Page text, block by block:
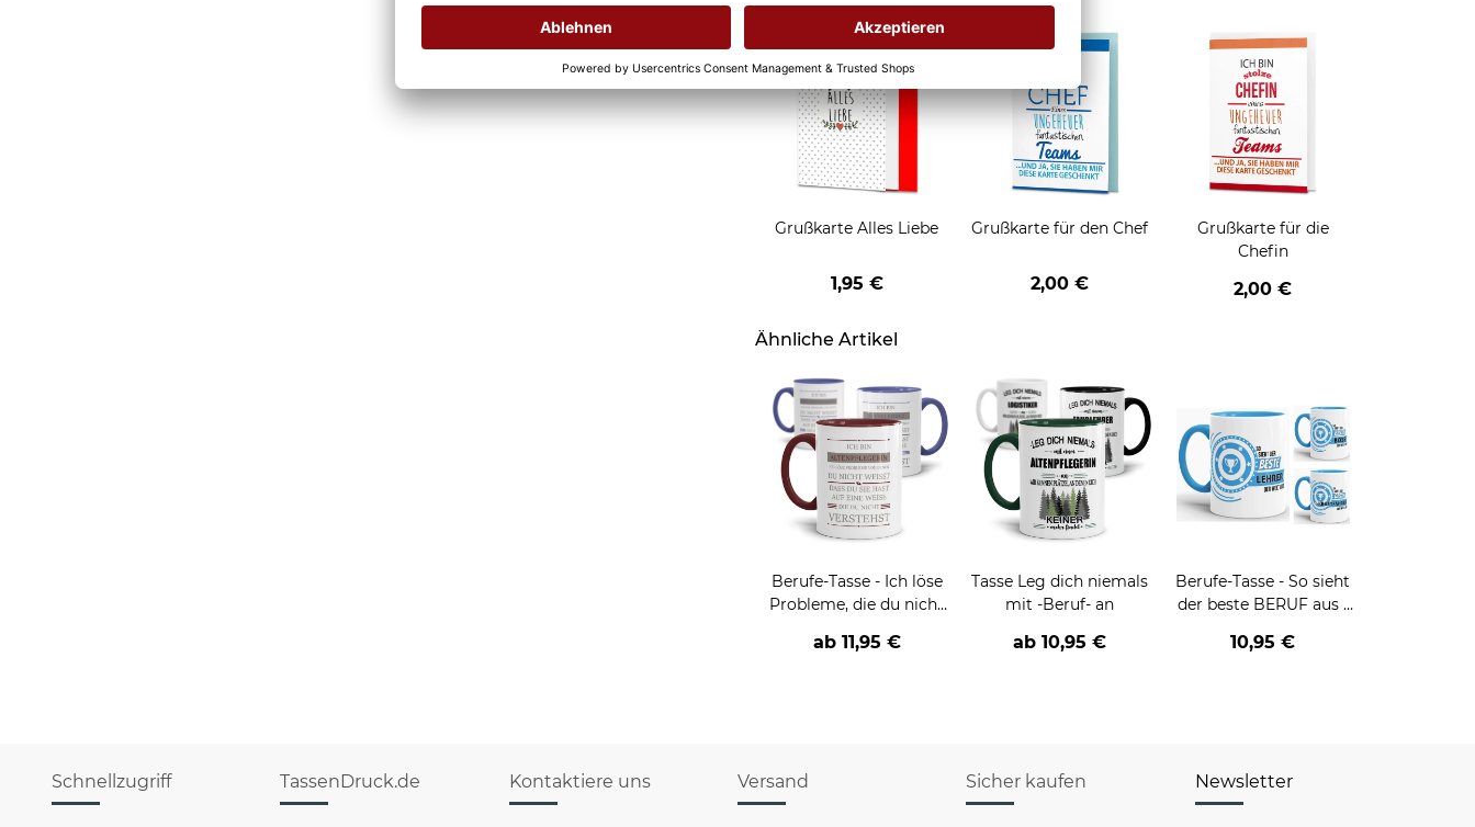
Grußkarte Alles Liebe
1,95 €
Grußkarte für den Chef
2,00 €
Grußkarte für die
Chefin
2,00 €
Ähnliche Artikel
Berufe-Tasse - Ich löse
Probleme, die du nicht
verschiedene Berufe
ab 11,95 €
Tasse Leg dich niemals
mit -Beruf- an
ab10,95 €
Berufe-Tasse - So sieht
der beste BERUF aus -
Männer - Hellblau
10,95 €
Schnellzugriff TassenDruck.de Kontaktiere uns Versand Sicher kaufen Newsletter